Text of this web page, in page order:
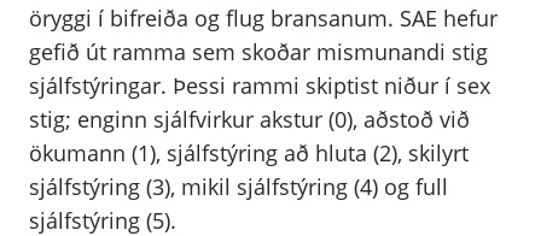
öryggi í bifreiða og flug bransanum. SAE hefur
gefið út ramma sem skoðar mismunandi stig
sjálfstýringar. Þessi rammi skiptist niður í sex
stig; enginn sjálfvirkur akstur (0), aðstoð við
ökumann (1), sjálfstýring að hluta (2), skilyrt
sjálfstýring (3), mikil sjálfstýring (4) og full
sjálfstýring (5).